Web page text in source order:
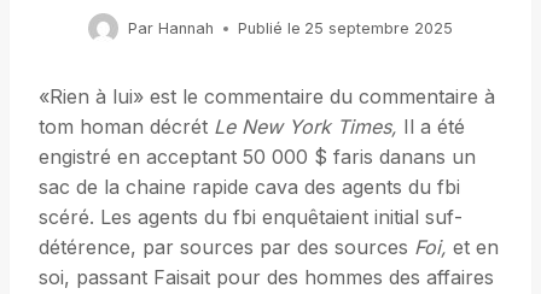
Par Hannah Publié le 25 septembre 2025
«Rien à lui» est le commentaire du commentaire à
tom homan décrét Le New York Times, Il a été
engistré en acceptant 50 000 $ faris danans un
sac de la chaine rapide cava des agents du fbi
scéré. Les agents du fbi enquêtaient initial suf-
détérence, par sources par des sources Foi, et en
soi, passant Faisait pour des hommes des affaires